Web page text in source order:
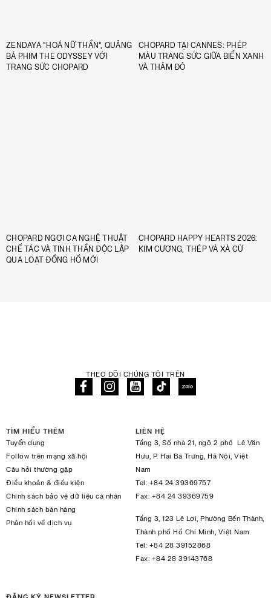
ZENDAYA “HOÁ NỮ THẦN”, QUẢNG
BÁ PHIM THE ODYSSEY VỚI
TRANG SỨC CHOPARD
CHOPARD TẠI CANNES: PHÉP
MÀU TRANG SỨC GIỮA BIỂN XANH
VÀ THẢM ĐỎ
CHOPARD NGỢI CA NGHỆ THUẬT
CHẾ TÁC VÀ TINH THẦN ĐỘC LẬP
QUA LOẠT ĐỒNG HỒ MỚI
CHOPARD HAPPY HEARTS 2026:
KIM CƯƠNG, THÉP VÀ XÀ CỪ
THEO DÕI CHÚNG TÔI TRÊN
TÌM HIỂU THÊM
Tuyển dụng
Follow trên mạng xã hội
Câu hỏi thường gặp
Điều khoản & điều kiện
Chính sách bảo vệ dữ liệu cá nhân
Chính sách bán hàng
Phản hồi về dịch vụ
LIÊN HỆ
Tầng 3, Số nhà 21, ngõ 2 phố Lê Văn
Hưu, P. Hai Bà Trưng, Hà Nội, Việt
Nam
Tel: +84 24 39369757
Fax: +84 24 39369759
Tầng 3, 123 Lê Lợi, Phường Bến Thành,
Thành phố Hồ Chí Minh, Việt Nam
Tel: +84 28 39152868
Fax: +84 28 39143768